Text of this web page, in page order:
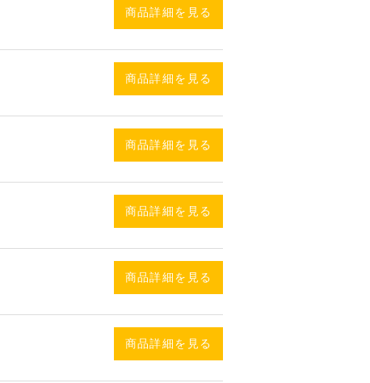
商品詳細を見る
商品詳細を見る
商品詳細を見る
商品詳細を見る
商品詳細を見る
商品詳細を見る